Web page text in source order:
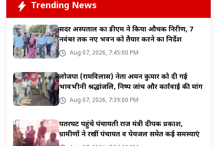
Trending News
सदर अस्पताल का डीएम ने किया औचक निरीक्षण, 7
नवंबर तक नए भवन को तैयार करने का निर्देश
Aug 07, 2026, 7:45:00 PM
लोजपा (रामविलास) नेता अमन कुमार को दी गई
भावभीनी श्रद्धांजलि, निष्पक्ष जांच और कार्रवाई की मांग
Aug 07, 2026, 7:39:00 PM
पतरघट पहुंचे पंचायती राज मंत्री दीपक प्रकाश,
ग्रामीणों ने रखीं पंचायत व पेयजल समेत कई समस्याएं